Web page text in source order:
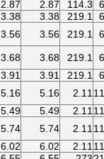
114.3
2.87
2.87
219.1
3.38
3.38
219.1
3.56
3.56
219.1
3.68
3.68
219.1
3.91
3.91
2.11
5.16
5.16
2.11
5.49
5.49
2.11
5.74
5.74
2.11
6.02
6.02